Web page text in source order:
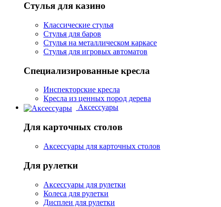
Стулья для казино
Классические стулья
Стулья для баров
Стулья на металлическом каркасе
Стулья для игровых автоматов
Специализированные кресла
Инспекторские кресла
Кресла из ценных пород дерева
Аксессуары
Для карточных столов
Аксессуары для карточных столов
Для рулетки
Аксессуары для рулетки
Колеса для рулетки
Дисплеи для рулетки